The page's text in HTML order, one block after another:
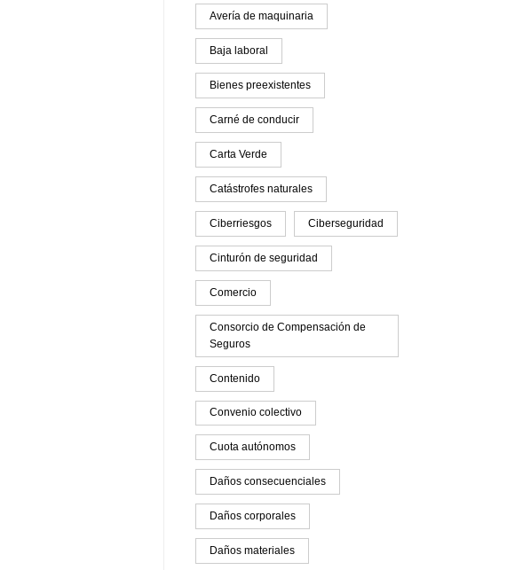
Avería de maquinaria
Baja laboral
Bienes preexistentes
Carné de conducir
Carta Verde
Catástrofes naturales
Ciberriesgos Ciberseguridad
Cinturón de seguridad
Comercio
Consorcio de Compensación de
Seguros
Contenido
Convenio colectivo
Cuota autónomos
Daños consecuenciales
Daños corporales
Daños materiales